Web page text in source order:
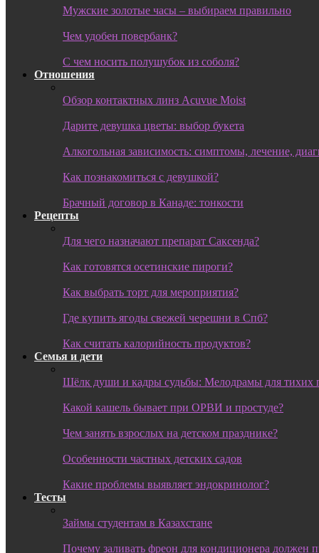
Мужские золотые часы – выбираем правильно
Чем удобен повербанк?
С чем носить полушубок из соболя?
Отношения
Обзор контактных линз Acuvue Moist
Дарите девушка цветы: выбор букета
Алкогольная зависимость: симптомы, лечение,
Как познакомиться с девушкой?
Брачный договор в Канаде: тонкости
Рецепты
Для чего назначают препарат Саксенда?
Как готовятся осетинские пироги?
Как выбрать торт для мероприятия?
Где купить ягоды свежей черешни в Спб?
Как считать калорийность продуктов?
Семья и дети
Шёлк души и кадры судьбы: Мелодрамы для тихих
Какой кашель бывает при ОРВИ и простуде?
Чем занять взрослых на детском празднике?
Особенности частных детских садов
Какие проблемы выявляет эндокринолог?
Тесты
Займы студентам в Казахстане
Почему заливать фреон для кондиционера должен